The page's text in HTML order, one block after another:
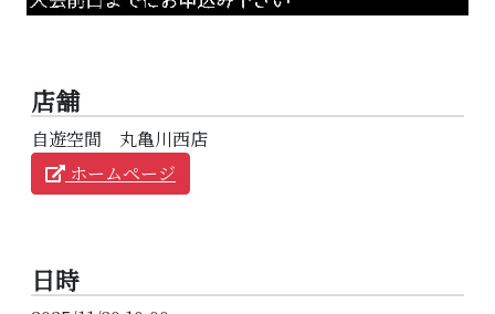
店舗
自遊空間 丸亀川西店
ホームページ
日時